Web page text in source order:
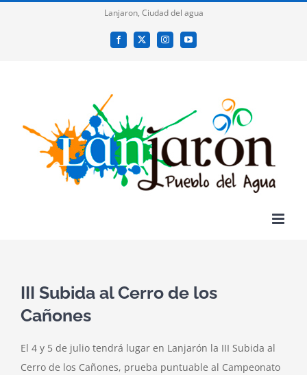
Lanjaron, Ciudad del agua
Facebook
X InstagramYouTube
III Subida al Cerro de los
Cañones
El 4 y 5 de julio tendrá lugar en Lanjarón la III Subida al
Cerro de los Cañones, prueba puntuable al Campeonato